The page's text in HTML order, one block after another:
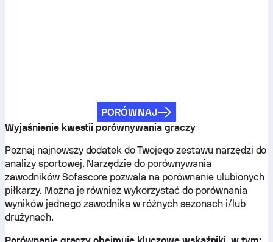
PORÓWNAJ
Wyjaśnienie kwestii porównywania graczy
Poznaj najnowszy dodatek do Twojego zestawu narzędzi do
analizy sportowej. Narzędzie do porównywania
zawodników Sofascore pozwala na porównanie ulubionych
piłkarzy. Można je również wykorzystać do porównania
wyników jednego zawodnika w różnych sezonach i/lub
drużynach.